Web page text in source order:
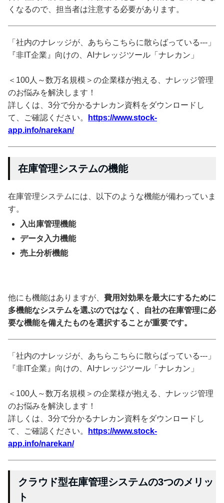
くなるので、担当者は注意する必要があります。
「社内のナレッジが、あちらこちらに散らばっている---」
『非IT企業』向けの、AIナレッジツール「ナレカン」
＜100人～数万名規模＞の企業様が抱える、ナレッジ管理
のお悩みを解決します！
詳しくは、3分で分かるナレカン資料をダウンロードし
て、ご確認ください。
https://www.stock-
app.info/narekan/
在庫管理システムの機能
在庫管理システムには、以下のような機能が備わっていま
す。
入出庫管理機能
データ入力機能
売上分析機能
他にも機能はありますが、 費用対効果を最大にするために
多機能なシステムを選ぶのではなく、自社の在庫管理に必
要な機能を備えたものを選択することが重要です。
「社内のナレッジが、あちらこちらに散らばっている---」
『非IT企業』向けの、AIナレッジツール「ナレカン」
＜100人～数万名規模＞の企業様が抱える、ナレッジ管理
のお悩みを解決します！
詳しくは、3分で分かるナレカン資料をダウンロードし
て、ご確認ください。
https://www.stock-
app.info/narekan/
クラウド型在庫管理システムの3つのメリッ
ト